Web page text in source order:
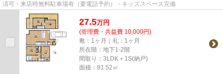
済可・来店時無料駐車場有（要電話予約）・キッズスペース完備
27.5万円
(管理費・共益費 10,000円)
敷：1ヶ月｜礼：1ヶ月
所在階：地下1-2階
間取り：3LDK＋1S(納戸)
面積：81.52㎡